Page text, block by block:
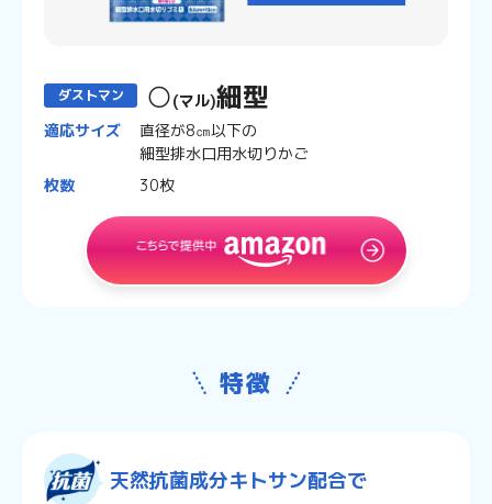
ダストマン ○(マル)細型
適応サイズ
直径が8㎝以下の
細型排水口用水切りかご
枚数
30枚
特徴
天然抗菌成分キトサン配合で